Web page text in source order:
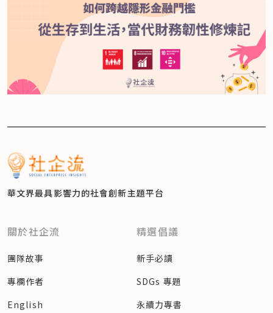
華文界最具影響力的社會創新主題平台
關於社企流
團隊故事
專欄作者
English
精選倡議
新手必讀
SDGs 專題
永續力專書